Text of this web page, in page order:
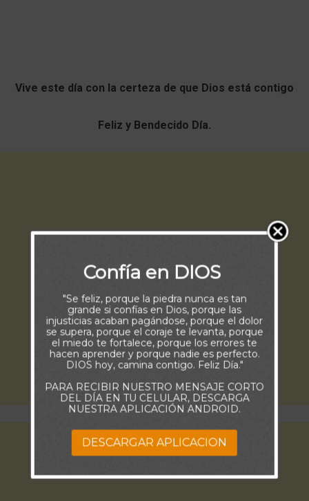
Vive este día con la certeza de que Dios está contigo
Feliz y Bendecido Día.
Confía en DIOS
"Se feliz, porque la piedra nunca es tan
grande si confías en Dios, porque las
injusticias acaban pagándose, porque el dolor
se supera, porque el coraje te levanta, porque
el miedo te fortalece, porque los errores te
hacen aprender y porque nadie es perfecto.
DIOS hoy, camina contigo. Feliz Día."
PARA RECIBIR NUESTRO MENSAJE CORTO
DEL DÍA EN TU CELULAR, DESCARGA
NUESTRA APLICACIÓN ANDROID.
DESCARGAR APLICACION